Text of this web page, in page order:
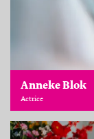
Anneke Blok
Actrice